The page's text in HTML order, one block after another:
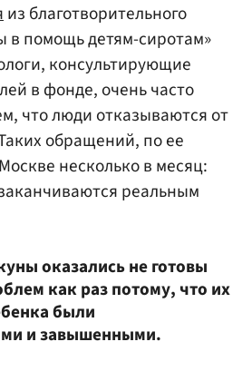
из благотворительного
в помощь детям-сиротам»
консультирующие
в фонде, очень часто
что люди отказываются от
обращений, по ее
несколько в месяц:
реальным
оказались не готовы
как раз потому, что их
были
и завышенными.